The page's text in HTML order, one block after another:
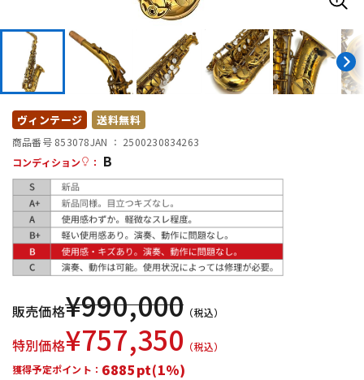
DTM オンライン納品 レコーディング機器
配信/ライブ機器 楽器アクセサリ
中古
ヴィンテージ 送料無料
商品番号 853078JAN ： 2500230834263
コンディション
： B
販売価格¥990,000 （税込）
特別価格¥757,350 （税込）
獲得予定ポイント： 6885pt(1%)